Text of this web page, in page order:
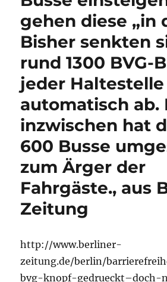
gehen diese „in
Bisher senkten
rund 1300 BVG-
jeder Haltestelle
automatisch ab.
inzwischen hat
600 Busse
zum Ärger der
Fahrgäste., aus
Zeitung
http://www.berliner-
zeitung.de/berlin/
bvg-knopf-gedrueckt–doch-